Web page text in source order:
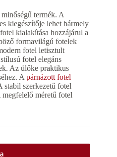
termék. A
kiegészítője lehet bármely
kialakítása hozzájárul a
formavilágú fotelek
fotel letisztult
fotel elegáns
Az ülőke praktikus
A párnázott fotel
stabil szerkezetű fotel
megfelelő méretű fotel